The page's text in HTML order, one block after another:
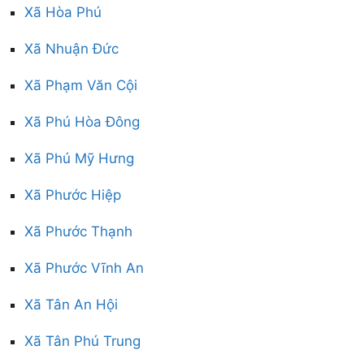
Xã Hòa Phú
Xã Nhuận Đức
Xã Phạm Văn Cội
Xã Phú Hòa Đông
Xã Phú Mỹ Hưng
Xã Phước Hiệp
Xã Phước Thạnh
Xã Phước Vĩnh An
Xã Tân An Hội
Xã Tân Phú Trung